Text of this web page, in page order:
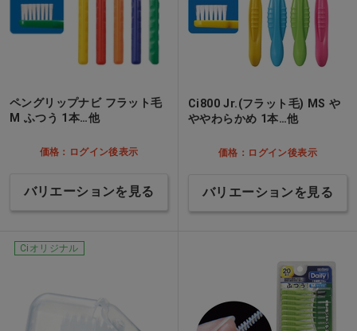
ペングリップナビ フラット毛
M ふつう 1本…他
価格：ログイン後表示
バリエーションを見る
Ci800 Jr.(フラット毛) MS や
ややわらかめ 1本…他
価格：ログイン後表示
バリエーションを見る
Ciオリジナル